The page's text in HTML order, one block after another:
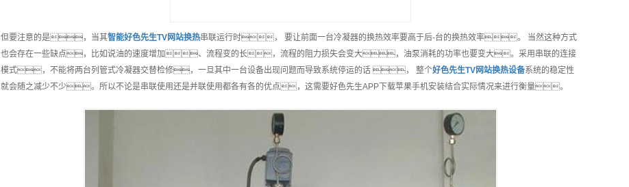
但要注意的是，当其智能好色先生TV网站换热串联运行时， 要让前面一台冷凝器的换热效率要高于后-台的换热效率。 当然这种方式
也会存在一些缺点，比如说油的速度增加、流程变的长，流程的阻力损失会变大，油泵消耗的功率也要变大。采用串联的连接
模式，不能将两台列管式冷凝器交替检修，一旦其中一台设备出现问题而导致系统停运的话 ， 整个好色先生TV网站换热设备系统的稳定性
就会随之减少不少。所以不论是串联使用还是并联使用都各有各的优点，这需要好色先生APP下载苹果手机安装结合实际情况来进行衡量。